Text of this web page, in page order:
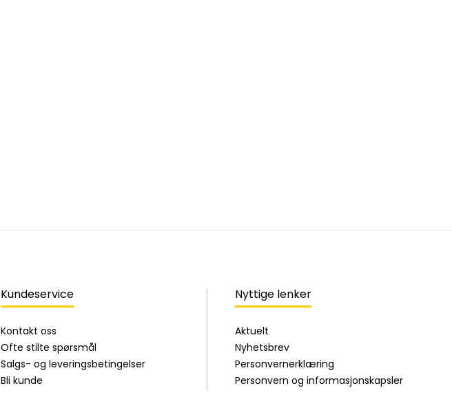
Kundeservice
Kontakt oss
Ofte stilte spørsmål
Salgs- og leveringsbetingelser
Bli kunde
Nyttige lenker
Aktuelt
Nyhetsbrev
Personvernerklæring
Personvern og informasjonskapsler